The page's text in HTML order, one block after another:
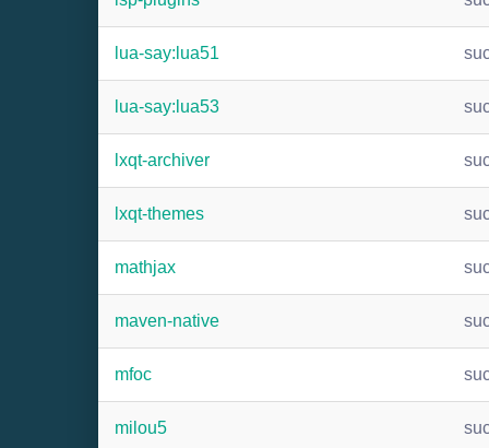
lua-say:lua51
lua-say:lua53
lxqt-archiver
lxqt-themes
mathjax
maven-native
mfoc
milou5